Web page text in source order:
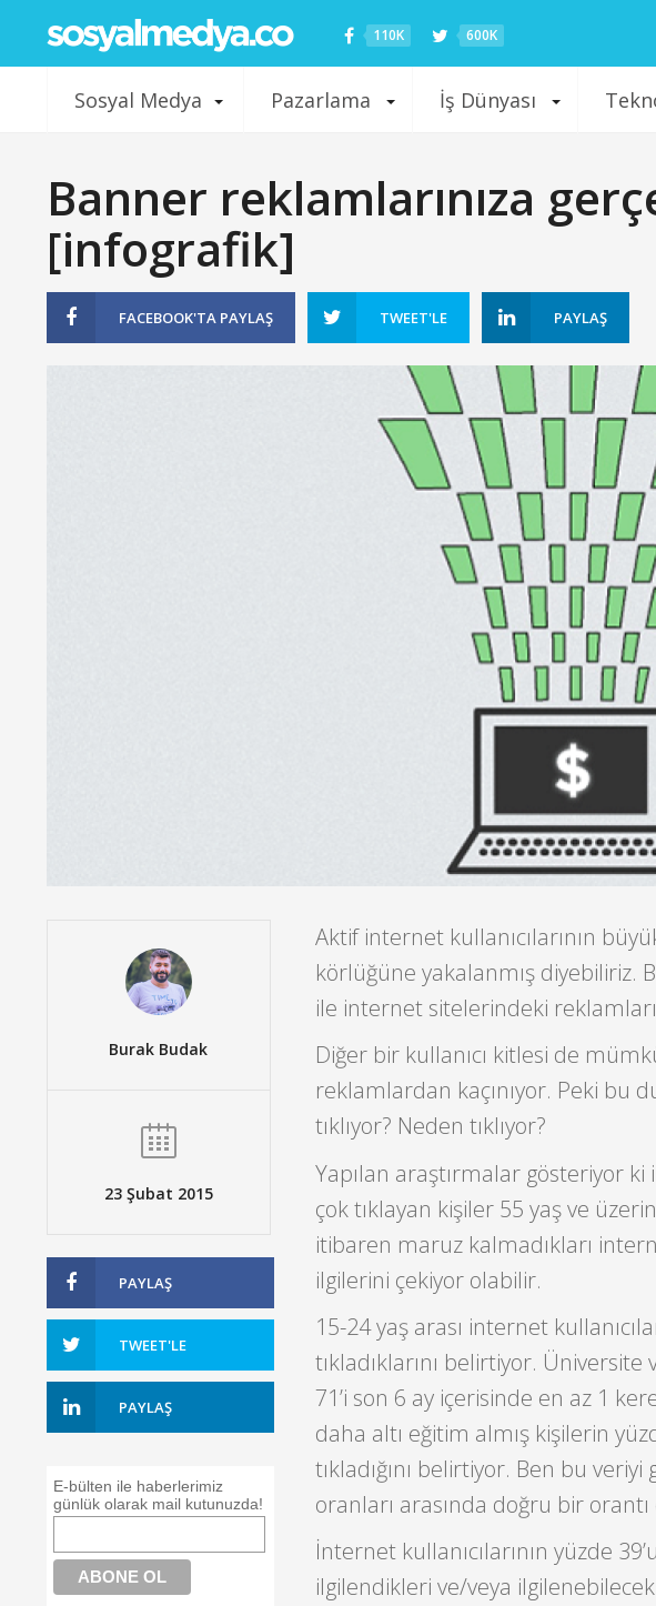
110K 600K
Sosyal Medya Pazarlama İş Dünyası
Banner reklamlarınıza
[infografik]
FACEBOOK'TA PAYLAŞ TWEET'LE PAYLAŞ
Burak Budak
23 Şubat 2015
PAYLAŞ
TWEET'LE
PAYLAŞ
E-bülten ile haberlerimiz
günlük olarak mail kutunuzda!
Aktif internet kullanıcılarının
körlüğüne yakalanmış diyebiliriz.
ile internet sitelerindeki
Diğer bir kullanıcı kitlesi de
reklamlardan kaçınıyor. Peki bu
tıklıyor? Neden tıklıyor?
Yapılan araştırmalar gösteriyor
çok tıklayan kişiler 55 yaş ve
itibaren maruz kalmadıkları
ilgilerini çekiyor olabilir.
15-24 yaş arası internet
tıkladıklarını belirtiyor.
71’i son 6 ay içerisinde en az 1
daha altı eğitim almış kişilerin
tıkladığını belirtiyor. Ben bu
oranları arasında doğru bir
İnternet kullanıcılarının yüzde
ilgilendikleri ve/veya